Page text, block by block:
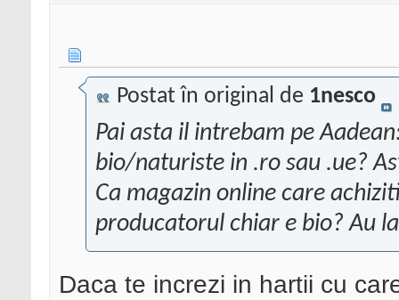
Postat în original de 1nesco
Pai asta il intrebam pe
bio/naturiste in .ro sau .ue?
Ca magazin online care
producatorul chiar e bio? Au
Daca te increzi in hartii cu